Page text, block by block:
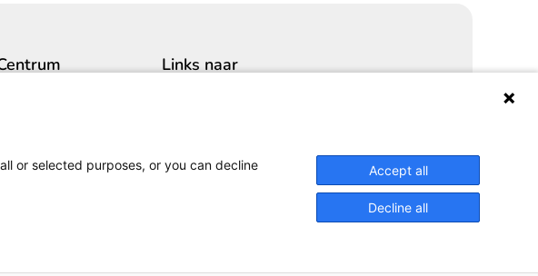
Links naar
Privacy Expertise Centrum
SURF Vendor Compliance
or selected purposes, or you can decline
Accept all
Decline all